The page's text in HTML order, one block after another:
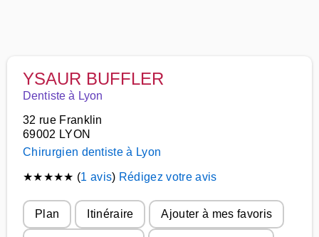
YSAUR BUFFLER
Dentiste à Lyon
32 rue Franklin
69002 LYON
Chirurgien dentiste à Lyon
★★★★★ (1 avis) Rédigez votre avis
Plan Itinéraire Ajouter à mes favoris